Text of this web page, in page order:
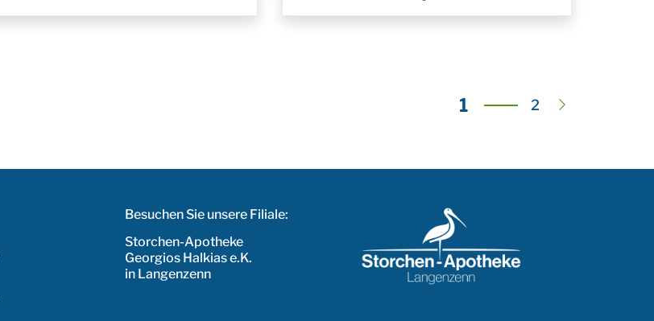
Seite
1 Seite
2 Weiter
Besuchen Sie unsere Filiale:
Storchen-Apotheke
Georgios Halkias e.K.
in Langenzenn